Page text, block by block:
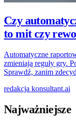
Czy
to mit czy
Automatyczne
zmieniają reguły gry.
Sprawdź, zanim
redakcja konsultant.ai
Najważniejsze